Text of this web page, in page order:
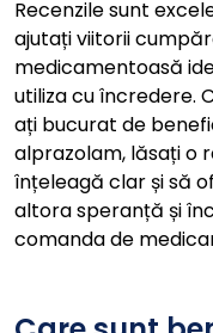
Recenzile sunt
ajutați viitorii
medicamentoasă
utiliza cu încredere.
ați bucurat de
alprazolam, lăsați o
înțeleagă clar și să
altora speranță și
comanda de